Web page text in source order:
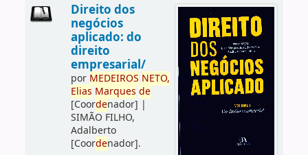
Direito dos
negócios
aplicado: do
direito
empresarial/
por MEDEIROS NETO,
Elias Marques de
[Coordenador] |
SIMÃO FILHO,
Adalberto
[Coordenador].